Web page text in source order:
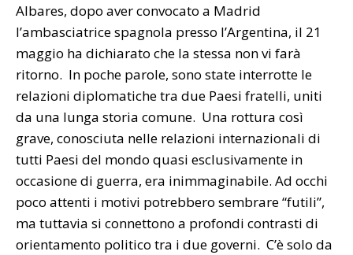
Albares, dopo aver convocato a Madrid
l’ambasciatrice spagnola presso l’Argentina, il 21
maggio ha dichiarato che la stessa non vi farà
ritorno. In poche parole, sono state interrotte le
relazioni diplomatiche tra due Paesi fratelli, uniti
da una lunga storia comune. Una rottura così
grave, conosciuta nelle relazioni internazionali di
tutti Paesi del mondo quasi esclusivamente in
occasione di guerra, era inimmaginabile. Ad occhi
poco attenti i motivi potrebbero sembrare “futili”,
ma tuttavia si connettono a profondi contrasti di
orientamento politico tra i due governi. C’è solo da